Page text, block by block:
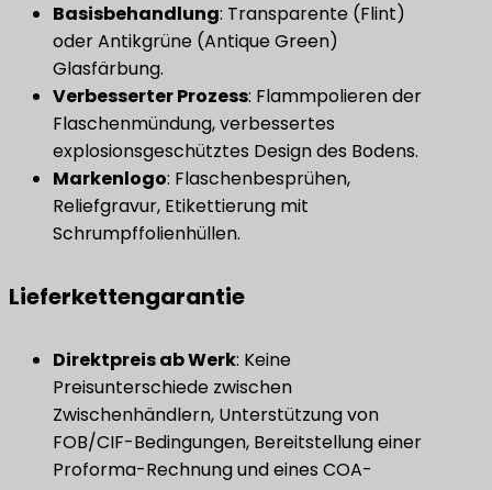
​Basisbehandlung​​: Transparente (Flint)
oder Antikgrüne (Antique Green)
Glasfärbung.
​Verbesserter Prozess​​: Flammpolieren der
Flaschenmündung, verbessertes
explosionsgeschütztes Design des Bodens.
Markenlogo​: Flaschenbesprühen,
Reliefgravur, Etikettierung mit
Schrumpffolienhüllen.
Lieferkettengarantie
Direktpreis ab Werk​: Keine
Preisunterschiede zwischen
Zwischenhändlern, Unterstützung von
FOB/CIF-Bedingungen, Bereitstellung einer
Proforma-Rechnung und eines COA-